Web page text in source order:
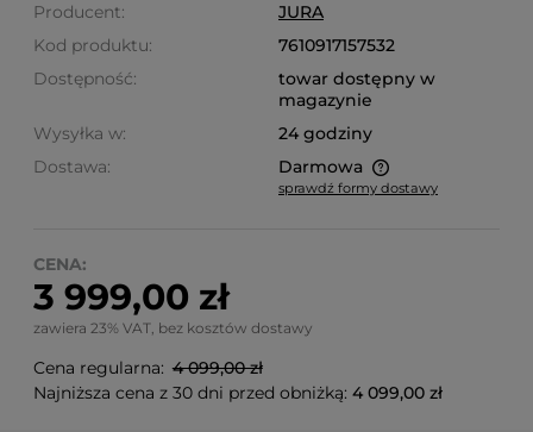
Producent:
JURA
Kod produktu:
7610917157532
Dostępność:
towar dostępny w
magazynie
Wysyłka w:
24 godziny
Dostawa:
Darmowa
Cena nie zawiera ewentualnych kosztów płatności
sprawdź formy dostawy
CENA:
3 999,00 zł
zawiera 23% VAT, bez kosztów dostawy
Cena regularna: 4 099,00 zł
Najniższa cena z 30 dni przed obniżką: 4 099,00 zł